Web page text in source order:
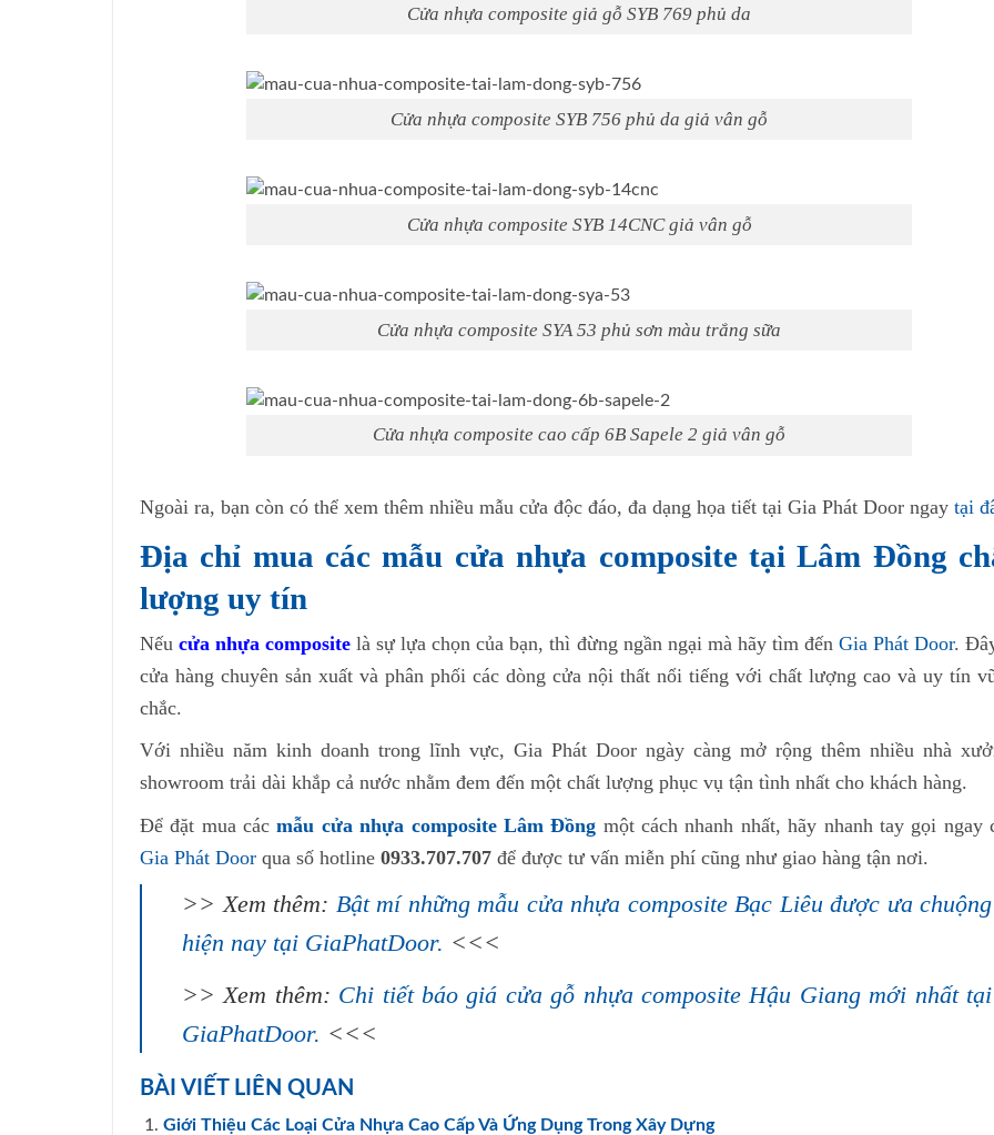
Cửa nhựa composite giả gỗ SYB 769 phủ da
Cửa nhựa composite SYB 756 phủ da giả vân gỗ
Cửa nhựa composite SYB 14CNC giả vân gỗ
Cửa nhựa composite SYA 53 phủ sơn màu trắng sữa
Cửa nhựa composite cao cấp 6B Sapele 2 giả vân gỗ
Ngoài ra, bạn còn có thể xem thêm nhiều mẫu cửa độc đáo, đa dạng họa tiết tại Gia Phát Door ngay tại
Địa chỉ mua các mẫu cửa nhựa composite tại Lâm Đồng
lượng uy tín
Nếucửa nhựa composite là sự lựa chọn của bạn, thì đừng ngần ngại mà hãy tìm đến Gia Phát Door.
cửa hàng chuyên sản xuất và phân phối các dòng cửa nội thất nổi tiếng với chất lượng cao và uy tín
chắc.
Với nhiều năm kinh doanh trong lĩnh vực, Gia Phát Door ngày càng mở rộng thêm nhiều nhà
showroom trải dài khắp cả nước nhằm đem đến một chất lượng phục vụ tận tình nhất cho khách hàng.
Để đặt mua cácmẫu cửa nhựa composite Lâm Đồng một cách nhanh nhất, hãy nhanh tay gọi ngay
Gia Phát Door qua số hotline 0933.707.707 để được tư vấn miễn phí cũng như giao hàng tận nơi.
>> Xem thêm: Bật mí những mẫu cửa nhựa composite Bạc Liêu được ưa chuộng
hiện nay tại GiaPhatDoor. <<<
>> Xem thêm: Chi tiết báo giá cửa gỗ nhựa composite Hậu Giang mới nhất tại
GiaPhatDoor. <<<
BÀI VIẾT LIÊN QUAN
Giới Thiệu Các Loại Cửa Nhựa Cao Cấp Và Ứng Dụng Trong Xây Dựng